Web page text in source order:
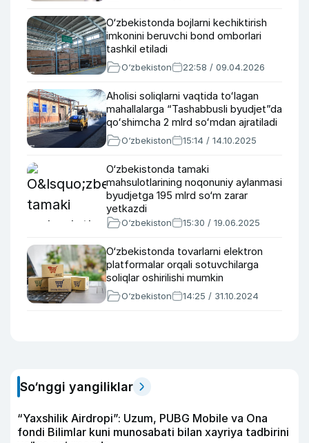
O‘zbekistonda bojlarni kechiktirish
imkonini beruvchi bond omborlari
tashkil etiladi
O‘zbekiston 22:58 / 09.04.2026
Aholisi soliqlarni vaqtida toʻlagan
mahallalarga “Tashabbusli byudjet”da
qoʻshimcha 2 mlrd soʻmdan ajratiladi
O‘zbekiston 15:14 / 14.10.2025
O‘zbekistonda tamaki
mahsulotlarining noqonuniy aylanmasi
byudjetga 195 mlrd so‘m zarar
yetkazdi
O‘zbekiston 15:30 / 19.06.2025
O‘zbekistonda tovarlarni elektron
platformalar orqali sotuvchilarga
soliqlar oshirilishi mumkin
O‘zbekiston 14:25 / 31.10.2024
So‘nggi yangiliklar
“Yaxshilik Airdropi”: Uzum, PUBG Mobile va Ona
fondi Bilimlar kuni munosabati bilan xayriya tadbirini